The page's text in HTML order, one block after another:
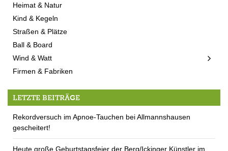
Heimat & Natur
Kind & Kegeln
Straßen & Plätze
Ball & Board
Wind & Watt
Firmen & Fabriken
LETZTE BEITRÄGE
Rekordversuch im Apnoe-Tauchen bei Allmannshausen
gescheitert!
Heute große Geburtstagsfeier der Berg/Ickinger Künstler im